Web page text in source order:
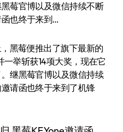
莓官博以及微信持续不断
也终于来到…
黑莓便推出了旗下最新的
一举斩获14项大奖，现在它
继黑莓官博以及微信持续
请函也终于来到了机锋